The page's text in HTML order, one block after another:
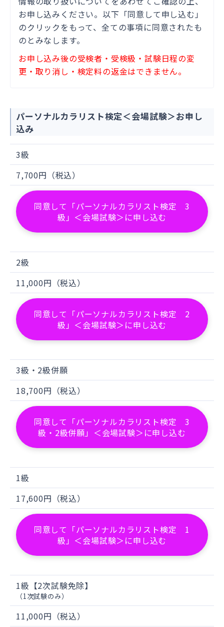
せていただきます。また、一般社団法人
日本カラリスト協会および日販セグモ株
式会社の各種ご案内（検定関連情報、イ
ベント、アンケート等）を適切な通信手
段を用いて送付させていただく他、個人
一般社団法人日本カラリスト協会から日
ための項目を提供します。提供にあたっ
ては個人情報の適切な取り扱いに関する
ファイルや記録媒体等、適切な手段を用
いて送付いたします。
日販セグモは、上記2.の利用目的達成の
ために必要な範囲内において、個人情報
の適切な取り扱いに関する契約を締結し
た上で、個人情報の取リ扱いを第三者に
委託する場合があります。なお当社がお
客様から収集した以下の個人情報等は、
カード発行会社がおこなう不正利用検
るカード発行会社及び、決済代行会社へ
提供させていただきます。
「当社が保有しているお客様に関する情
報」、「IPアドレス」、「デバイス情
報」、「氏名」、「eメールアドレス」、
「電話番号（自宅・携帯・勤務先）」、
「請求先情報」、「配送先住所」等。
お客様が利用されているカード発行会社
カード発行会社が所属する国に移転され
る場合があります。
は、ご利用のカード発行会社及び当該会
る情報を把握して、ご提供することはで
きません。
・提供先が所在する外国の名称
・当該国の個人情報保護制度に関する情
お申し込みください。以下「同意して申し込む」
のクリックをもって、全ての事項に同意されたも
のとみなします。
お申し込み後の受検者・受検級・試験日程の変
更・取り消し・検定料の返金はできません。
パーソナルカラリスト検定＜会場試験＞お申し
込み
3級
7,700円（税込）
同意して「パーソナルカラリスト検定 3
級」＜会場試験＞に申し込む
2級
11,000円（税込）
同意して「パーソナルカラリスト検定 2
級」＜会場試験＞に申し込む
3級・2級併願
18,700円（税込）
同意して「パーソナルカラリスト検定 3
級・2級併願」＜会場試験＞に申し込む
1級
17,600円（税込）
同意して「パーソナルカラリスト検定 1
級」＜会場試験＞に申し込む
1級【2次試験免除】
（1次試験のみ）
11,000円（税込）